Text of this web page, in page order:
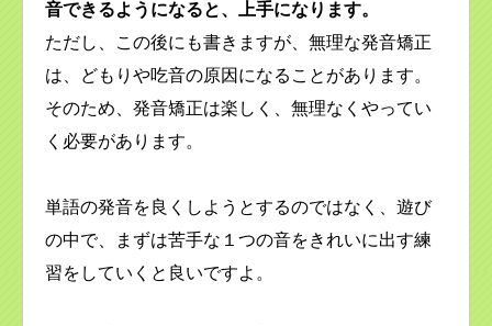
音できるようになると、上手になります。
ただし、この後にも書きますが、無理な発音矯正
は、どもりや吃音の原因になることがあります。
そのため、発音矯正は楽しく、無理なくやってい
く必要があります。
単語の発音を良くしようとするのではなく、遊び
の中で、まずは苦手な１つの音をきれいに出す練
習をしていくと良いですよ。